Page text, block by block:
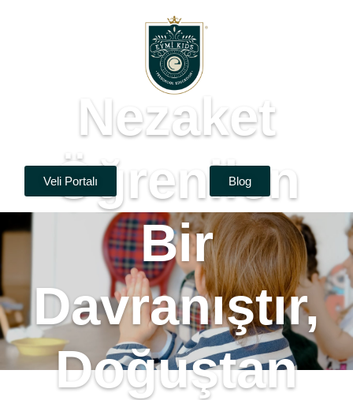
Veli Portalı Blog
Nezaket
Öğrenilen
Bir
Davranıştır,
Doğuştan